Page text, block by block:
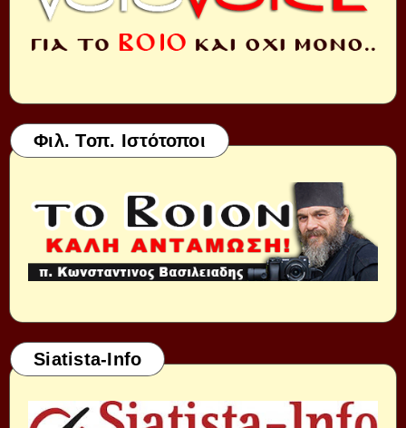
Φιλ. Τοπ. Ιστότοποι
Siatista-Info